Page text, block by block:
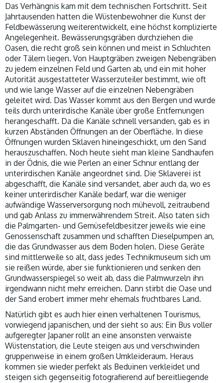
Das Verhängnis kam mit dem technischen Fortschritt. Seit
Jahrtausenden hatten die Wüstenbewohner die Kunst der
Feldbewässerung weiterentwickelt, eine höchst komplizierte
Angelegenheit. Bewässerungsgräben durchziehen die
Oasen, die recht groß sein können und meist in Schluchten
oder Tälern liegen. Von Hauptgräben zweigen Nebengräben
zu jedem einzelnen Feld und Garten ab, und ein mit hoher
Autorität ausgestatteter Wasserzuteiler bestimmt, wie oft
und wie lange Wasser auf die einzelnen Nebengräben
geleitet wird. Das Wasser kommt aus den Bergen und wurde
teils durch unterirdische Kanäle über große Entfernungen
herangeschafft. Da die Kanäle schnell versanden, gab es in
kurzen Abständen Öffnungen an der Oberfläche. In diese
Öffnungen wurden Sklaven hineingeschickt, um den Sand
herauszuschaffen. Noch heute sieht man kleine Sandhaufen
in der Ödnis, die wie Perlen an einer Schnur entlang der
unterirdischen Kanäle angeordnet sind. Die Sklaverei ist
abgeschafft, die Kanäle sind versandet, aber auch da, wo es
keiner unterirdischer Kanäle bedarf, war die weniger
aufwändige Wasserversorgung noch mühevoll, zeitraubend
und gab Anlass zu immerwährendem Streit. Also taten sich
die Palmgarten- und Gemüsefeldbesitzer jeweils wie eine
Genossenschaft zusammen und schafften Dieselpumpen an,
die das Grundwasser aus dem Boden holen. Diese Geräte
sind mittlerweile so alt, dass jedes Technikmuseum sich um
sie reißen würde, aber sie funktionieren und senken den
Grundwasserspiegel so weit ab, dass die Palmwurzeln ihn
irgendwann nicht mehr erreichen. Dann stirbt die Oase und
der Sand erobert immer mehr ehemals fruchtbares Land.
Natürlich gibt es auch hier einen verhaltenen Tourismus,
vorwiegend japanischen, und der sieht so aus: Ein Bus voller
aufgeregter Japaner rollt an eine ansonsten verwaiste
Wüstenstation, die Leute steigen aus und verschwinden
gruppenweise in einem großen Umkleideraum. Heraus
kommen sie wieder perfekt als Beduinen verkleidet und
steigen sich gegenseitig fotografierend auf bereitliegende